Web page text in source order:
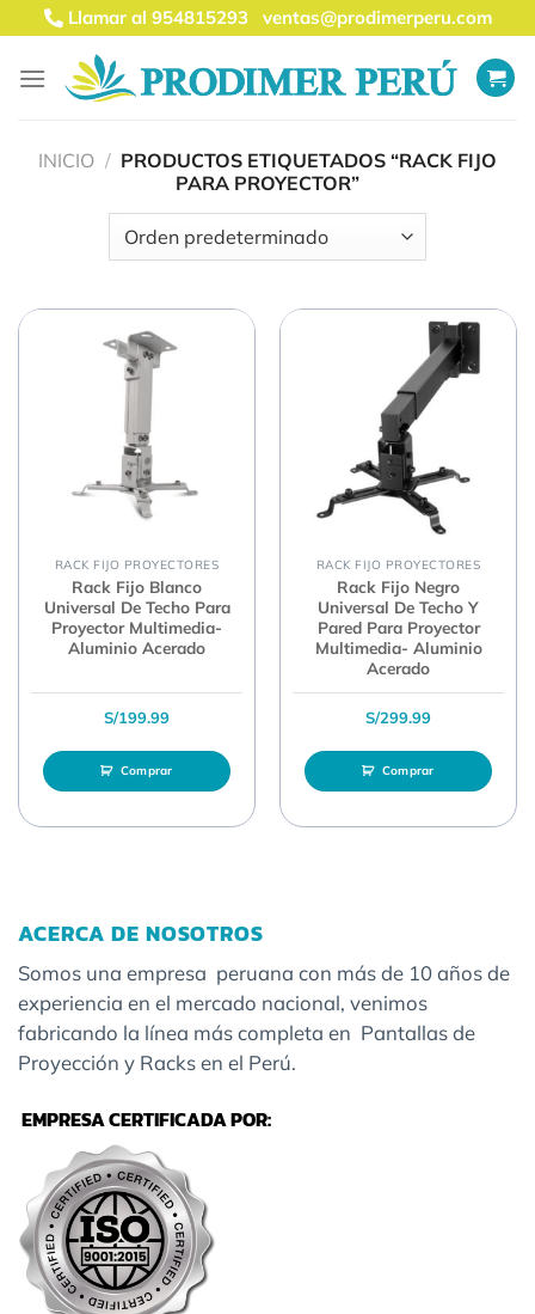
Saltar
al
contenido
Llamar al 954815293ventas@prodimerperu.com
INICIO / PRODUCTOS ETIQUETADOS “RACK FIJO
PARA PROYECTOR”
RACK FIJO PROYECTORES
Rack Fijo Blanco
Universal De Techo Para
Proyector Multimedia-
Aluminio Acerado
S/199.99
Comprar
RACK FIJO PROYECTORES
Rack Fijo Negro
Universal De Techo Y
Pared Para Proyector
Multimedia- Aluminio
Acerado
S/299.99
Comprar
ACERCA DE NOSOTROS
Somos una empresa peruana con más de 10 años de
experiencia en el mercado nacional, venimos
fabricando la línea más completa en Pantallas de
Proyección y Racks en el Perú.
EMPRESA CERTIFICADA POR: